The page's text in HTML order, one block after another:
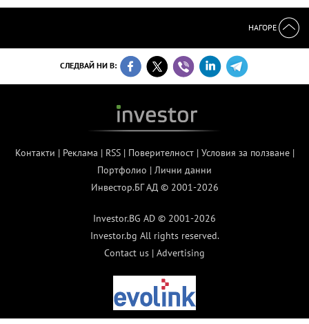
НАГОРЕ
СЛЕДВАЙ НИ В:
Контакти | Реклама | RSS| Поверителност| Условия за ползване|
Портфолио | Лични данни
Инвестор.БГ АД © 2001-2026
Investor.BG AD © 2001-2026
Investor.bg All rights reserved.
Contact us | Advertising